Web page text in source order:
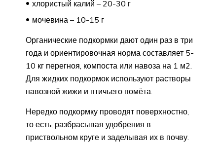
хлористый калий – 20-30 г
мочевина – 10-15 г
Органические подкормки дают один раз в три
года и ориентировочная норма составляет 5-
10 кг перегноя, компоста или навоза на 1 м2.
Для жидких подкормок используют растворы
навозной жижи и птичьего помёта.
Нередко подкормку проводят поверхностно,
то есть, разбрасывая удобрения в
приствольном круге и заделывая их в почву.